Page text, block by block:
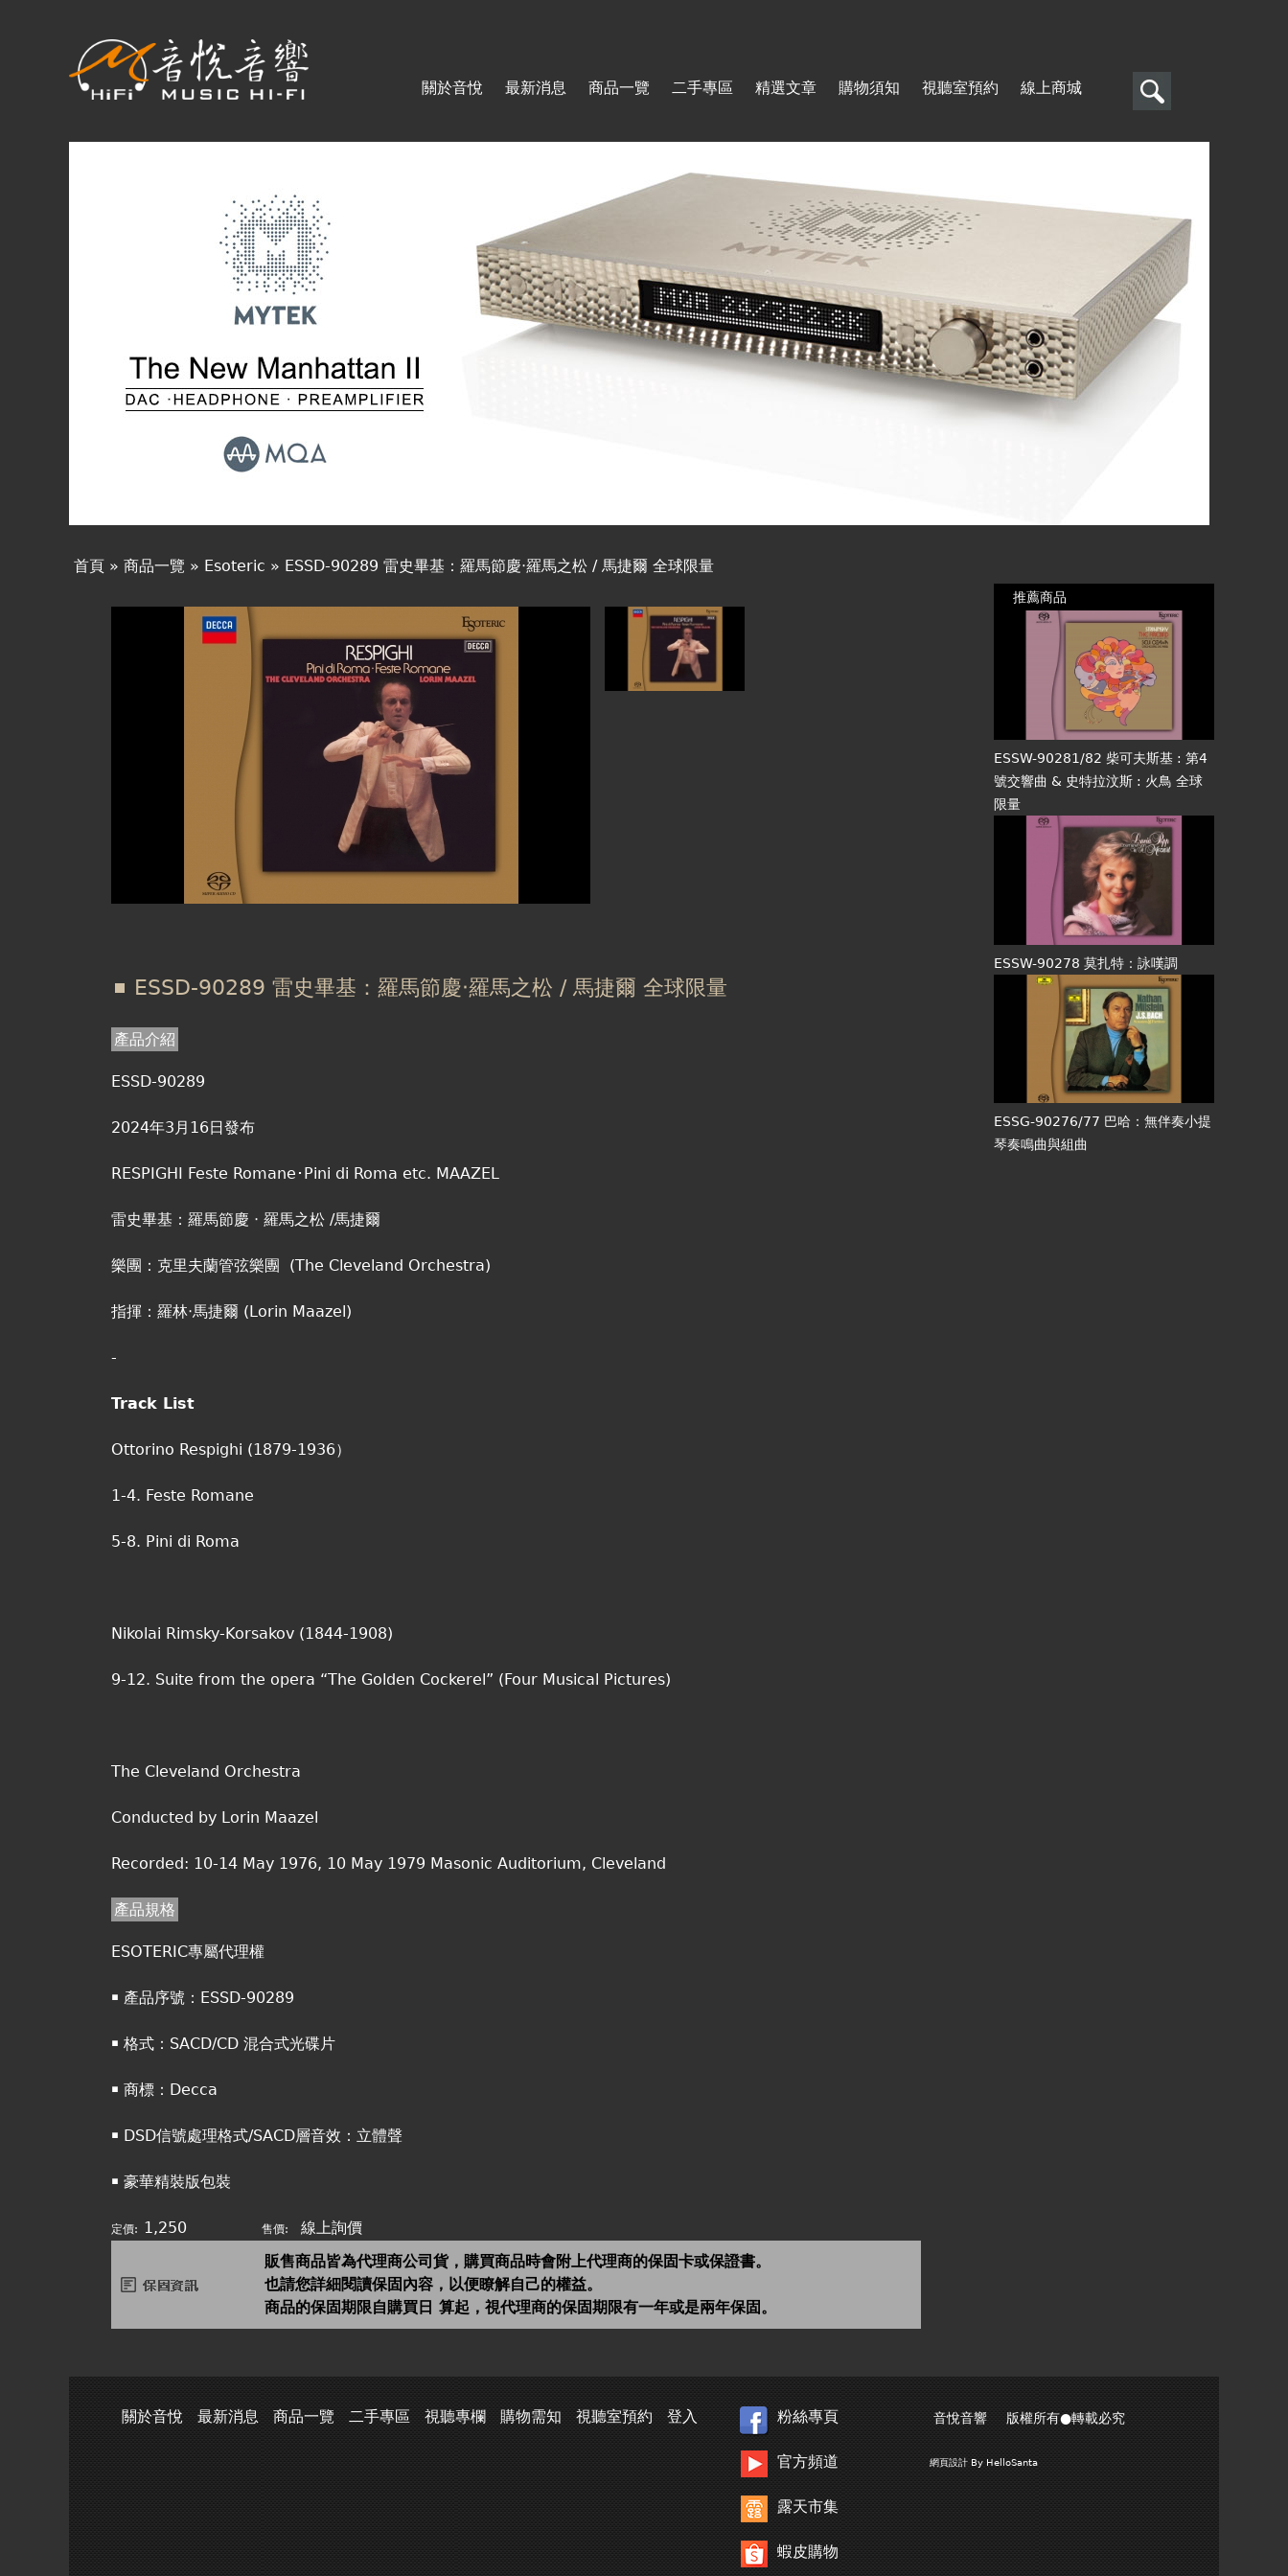
關於音悅 最新消息 商品一覽 二手專區 精選文章 購物須知 視聽室預約 線上商城
搜
表
單
搜
尋
您
首頁 » 商品一覽 » Esoteric » ESSD-90289 雷史畢基：羅馬節慶‧羅馬之松 / 馬捷爾 全球限量
ESSD-90289 雷史畢基：羅馬節慶‧羅馬之松 / 馬捷爾 全球限量
產品介紹
ESSD-90289
2024年3月16日發布
RESPIGHI Feste Romane･Pini di Roma etc. MAAZEL
雷史畢基：羅馬節慶 ‧ 羅馬之松 /馬捷爾
樂團：克里夫蘭管弦樂團 (The Cleveland Orchestra)
指揮：羅林‧馬捷爾 (Lorin Maazel)
-
Track List
Ottorino Respighi (1879-1936）
1-4. Feste Romane
5-8. Pini di Roma
Nikolai Rimsky-Korsakov (1844-1908)
9-12. Suite from the opera “The Golden Cockerel” (Four Musical Pictures)
The Cleveland Orchestra
Conducted by Lorin Maazel
Recorded: 10-14 May 1976, 10 May 1979 Masonic Auditorium, Cleveland
產品規格
ESOTERIC專屬代理權
￭ 產品序號：ESSD-90289
￭ 格式：SACD/CD 混合式光碟片
￭ 商標：Decca
￭ DSD信號處理格式/SACD層音效：立體聲
￭ 豪華精裝版包裝
定價: 1,250 售價:
線上詢價
販售商品皆為代理商公司貨，購買商品時會附上代理商的保固卡或保證書。
也請您詳細閱讀保固內容，以便瞭解自己的權益。
商品的保固期限自購買日 算起，視代理商的保固期限有一年或是兩年保固。
推薦商品
ESSW-90281/82 柴可夫斯基 : 第4
號交響曲 & 史特拉汶斯 : 火鳥 全球
限量
ESSW-90278 莫扎特：詠嘆調
ESSG-90276/77 巴哈：無伴奏小提
琴奏鳴曲與組曲
關於音悅 最新消息 商品一覽 二手專區 視聽專欄 購物需知 視聽室預約 登入 粉絲專頁
官方頻道
露天市集
蝦皮購物
音悅音響 版權所有●轉載必究
網頁設計By HelloSanta